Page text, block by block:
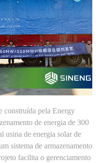
construída pela Energy
de energia de 300
usina de energia solar de
sistema de armazenamento
facilita o gerenciamento